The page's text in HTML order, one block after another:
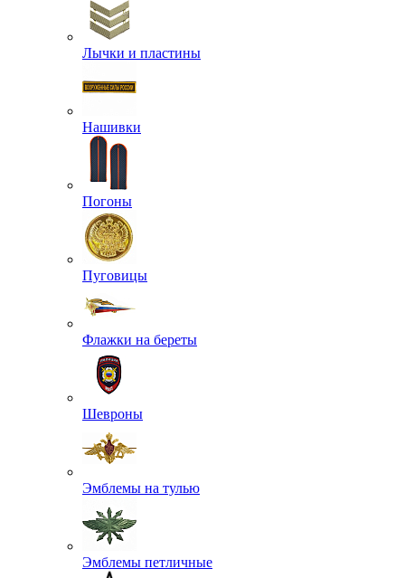
Лычки и пластины
Нашивки
Погоны
Пуговицы
Флажки на береты
Шевроны
Эмблемы на тулью
Эмблемы петличные